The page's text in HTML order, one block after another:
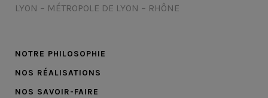
LYON – MÉTROPOLE DE LYON – RHÔNE
NOTRE PHILOSOPHIE
NOS RÉALISATIONS
NOS SAVOIR-FAIRE